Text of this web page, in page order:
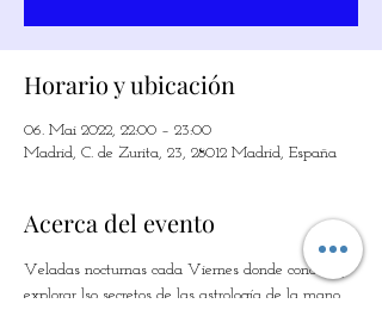
Horario y ubicación
06. Mai 2022, 22:00 – 23:00
Madrid, C. de Zurita, 23, 28012 Madrid, España
Acerca del evento
Veladas nocturnas cada Viernes donde conocer y
explorar lso secretos de las astrología de la mano